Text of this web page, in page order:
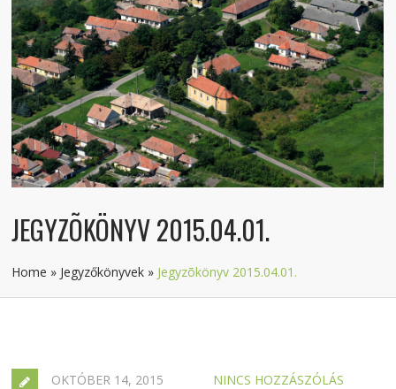
JEGYZÕKÖNYV 2015.04.01.
Home » Jegyzőkönyvek » Jegyzõkönyv 2015.04.01.
OKTÓBER 14, 2015 NINCS HOZZÁSZÓLÁS